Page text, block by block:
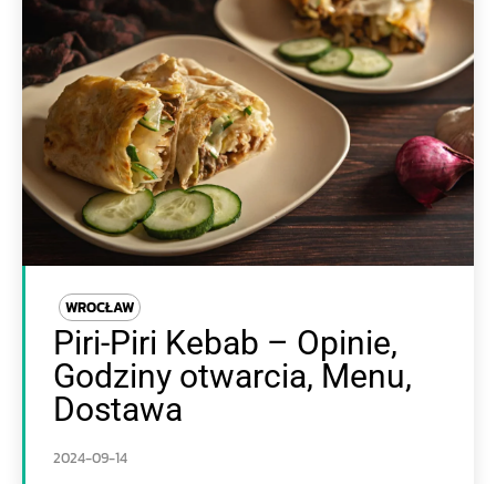
WROCŁAW
Piri-Piri Kebab – Opinie,
Godziny otwarcia, Menu,
Dostawa
2024-09-14